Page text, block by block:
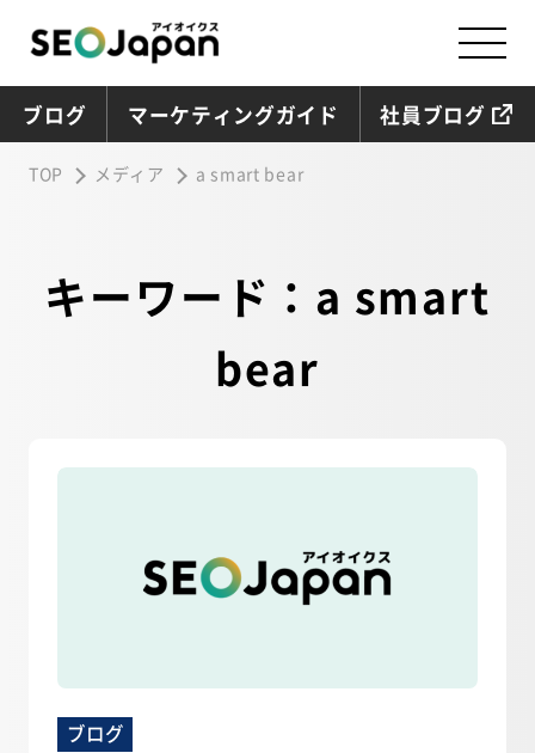
ブログ マーケティングガイド 社員ブログ
TOP メディア a smart bear
キーワード：a smart
bear
ブログ